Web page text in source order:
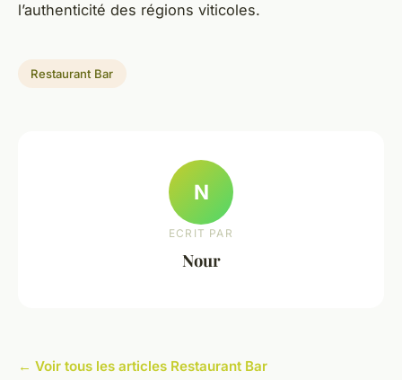
l’authenticité des régions viticoles.
Restaurant Bar
N
ECRIT PAR
Nour
← Voir tous les articles Restaurant Bar